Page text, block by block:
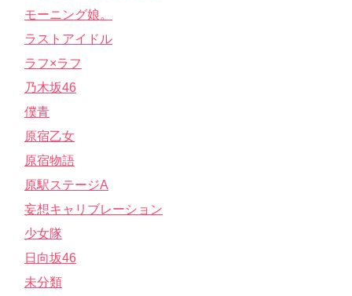
モーニング娘。
ラストアイドル
ラフ×ラフ
乃木坂46
僕青
原宿乙女
原宿物語
原駅ステージA
妄想キャリブレーション
少女隊
日向坂46
未分類